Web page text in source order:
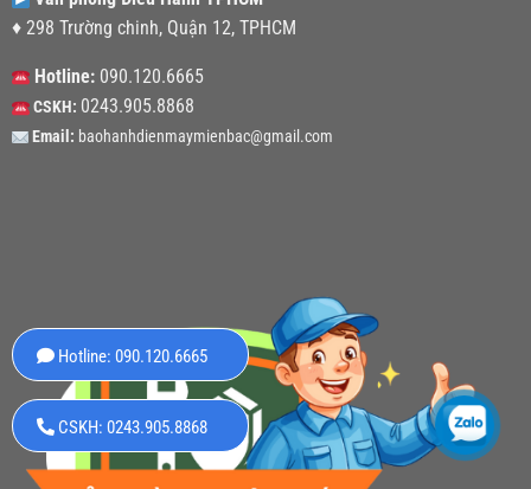
♦ 298 Trường chinh, Quận 12, TPHCM
Hotline:090.120.6665
CSKH: 0243.905.8868
Email: baohanhdienmaymienbac@gmail.com
Hotline: 090.120.6665
CSKH: 0243.905.8868